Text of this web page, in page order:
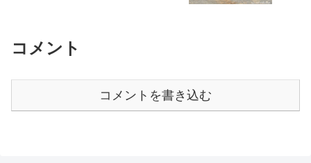
コメント
コメントを書き込む